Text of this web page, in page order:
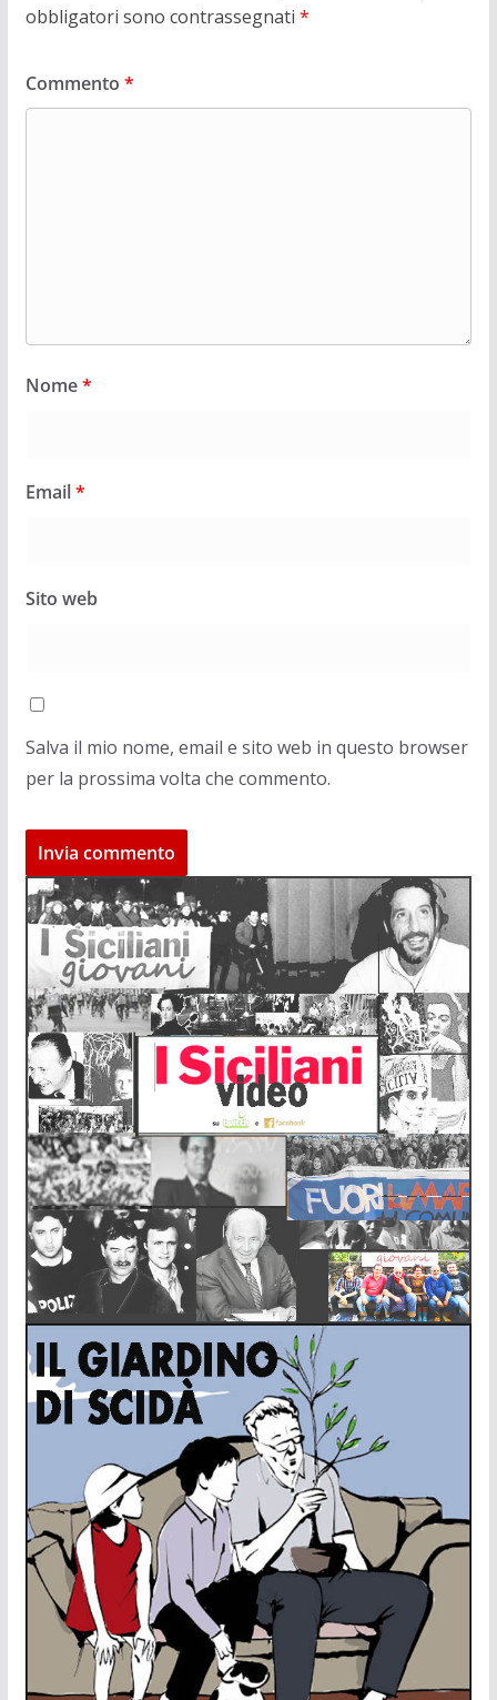
obbligatori sono contrassegnati *
Commento *
Nome*
Email*
Sito web
Salva il mio nome, email e sito web in questo browser
per la prossima volta che commento.